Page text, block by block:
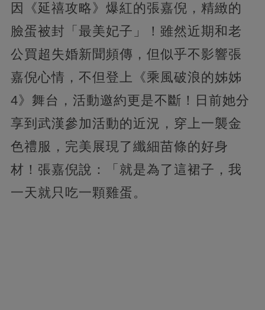
因《延禧攻略》爆紅的張嘉倪，精緻的
臉蛋被封「最美妃子」！雖然近期和老
公買超失婚新聞頻傳，但似乎不影響張
嘉倪心情，不但登上《乘風破浪的姊姊
4》舞台，活動邀約更是不斷！日前她分
享到武漢參加活動的近況，穿上一襲金
色禮服，完美展現了纖細苗條的好身
材！張嘉倪說：「就是為了這裙子，我
一天就只吃一顆雞蛋。